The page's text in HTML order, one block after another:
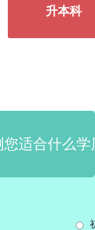
升本科
适合什么